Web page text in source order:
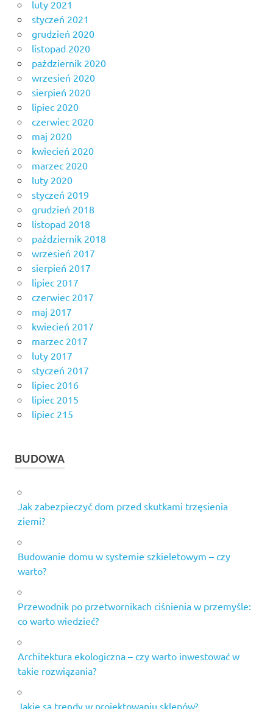
luty 2021
styczeń 2021
grudzień 2020
listopad 2020
październik 2020
wrzesień 2020
sierpień 2020
lipiec 2020
czerwiec 2020
maj 2020
kwiecień 2020
marzec 2020
luty 2020
styczeń 2019
grudzień 2018
listopad 2018
październik 2018
wrzesień 2017
sierpień 2017
lipiec 2017
czerwiec 2017
maj 2017
kwiecień 2017
marzec 2017
luty 2017
styczeń 2017
lipiec 2016
lipiec 2015
lipiec 215
BUDOWA
Jak zabezpieczyć dom przed skutkami trzęsienia
ziemi?
Budowanie domu w systemie szkieletowym – czy
warto?
Przewodnik po przetwornikach ciśnienia w przemyśle:
co warto wiedzieć?
Architektura ekologiczna – czy warto inwestować w
takie rozwiązania?
Jakie są trendy w projektowaniu sklepów?